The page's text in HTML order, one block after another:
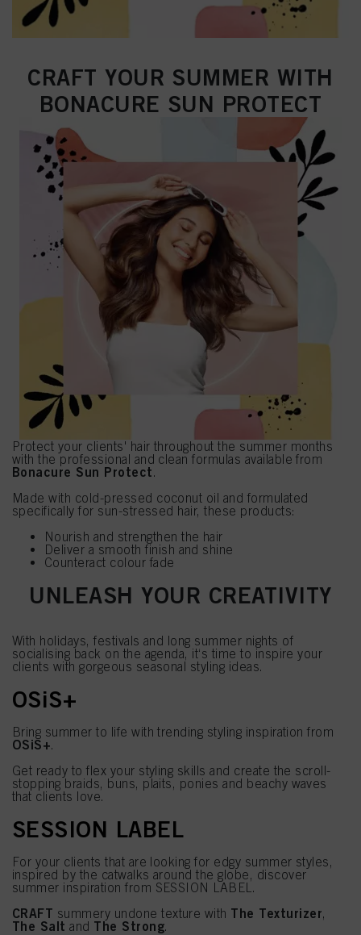
CRAFT YOUR SUMMER WITH
BONACURE SUN PROTECT
Protect your clients' hair throughout the summer months
with the professional and clean formulas available from
Bonacure Sun Protect.
Made with cold-pressed coconut oil and formulated
specifically for sun-stressed hair, these products:
Nourish and strengthen the hair
Deliver a smooth finish and shine
Counteract colour fade
UNLEASH YOUR CREATIVITY
With holidays, festivals and long summer nights of
socialising back on the agenda, it‘s time to inspire your
clients with gorgeous seasonal styling ideas.
OSiS+
Bring summer to life with trending styling inspiration from
OSiS+.
Get ready to flex your styling skills and create the scroll-
stopping braids, buns, plaits, ponies and beachy waves
that clients love.
SESSION LABEL
For your clients that are looking for edgy summer styles,
inspired by the catwalks around the globe, discover
summer inspiration from SESSION LABEL.
CRAFT summery undone texture with The Texturizer,
The Salt and The Strong.